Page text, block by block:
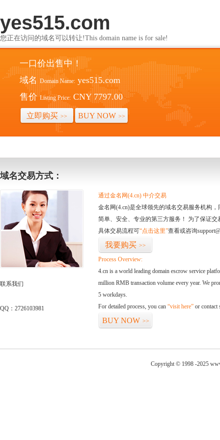
yes515.com
您正在访问的域名可以转让!This domain name is for sale!
一口价出售中！
域名 Domain Name: yes515.com
售价 Listing Price: CNY 7797.00
立即购买 >> BUY NOW >>
域名交易方式：
联系我们
QQ：2726103981
通过金名网(4.cn) 中介交易
金名网(4.cn)是全球领先的域名交易服务机构
简单、安全、专业的第三方服务！ 为了保证
具体交易流程可“点击这里”查看或咨询
我要购买 >>
Process Overview:
4.cn is a world leading domain escrow service
million RMB transaction volume every year. We
5 workdays.
For detailed process, you can “visit here” or contact
BUY NOW >>
Copyright © 1998 -2025